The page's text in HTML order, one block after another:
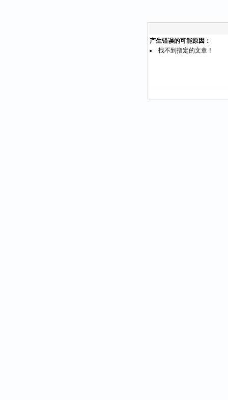
产生错误的可能原因：
找不到指定的文章！